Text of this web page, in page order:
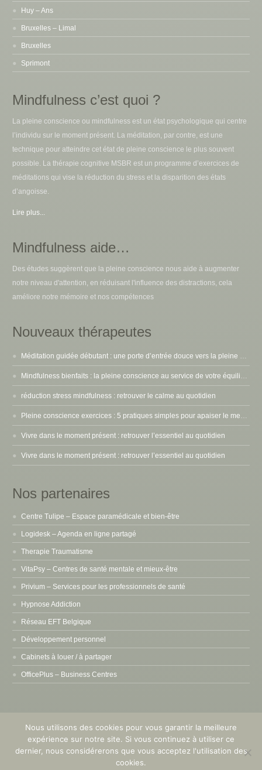
Huy – Ans
Bruxelles – Limal
Bruxelles
Sprimont
Mindfulness c’est quoi ?
La pleine conscience ou mindfulness est un état psychologique qui centre
l’individu sur le moment présent. La méditation, par contre, est une
technique pour atteindre cet état de pleine conscience le plus souvent
possible. La thérapie cognitive MSBR est un programme d’exercices de
méditations qui vise la réduction du stress et la disparition des états
d’angoisse.
Lire plus...
Mindfulness aide…
Des études suggèrent que la pleine conscience nous aide à augmenter
notre niveau d'attention, en réduisant l'influence des distractions, cela
améliore notre mémoire et nos compétences
Nouveaux thérapeutes
Méditation guidée débutant : une porte d’entrée douce vers la pleine conscience
Mindfulness bienfaits : la pleine conscience au service de votre équilibre intérieur
réduction stress mindfulness : retrouver le calme au quotidien
Pleine conscience exercices : 5 pratiques simples pour apaiser le mental
Vivre dans le moment présent : retrouver l’essentiel au quotidien
Vivre dans le moment présent : retrouver l’essentiel au quotidien
Nos partenaires
Centre Tulipe – Espace paramédicale et bien-être
Logidesk – Agenda en ligne partagé
Therapie Traumatisme
VitaPsy – Centres de santé mentale et mieux-être
Privium – Services pour les professionnels de santé
Hypnose Addiction
Réseau EFT Belgique
Développement personnel
Cabinets à louer / à partager
OfficePlus – Business Centres
Copyright © 2015 - 2026Pleine Conscience Mindfulness. Tous droits
réservés. Powered by Privium – Des services qui soutiennent vos soins.
Pour psychologues, psychotherapeutes et hypnotherapeutes.
Nous utilisons des cookies pour vous garantir la meilleure
expérience sur notre site. Si vous continuez à utiliser ce
dernier, nous considérerons que vous acceptez l'utilisation des
cookies.